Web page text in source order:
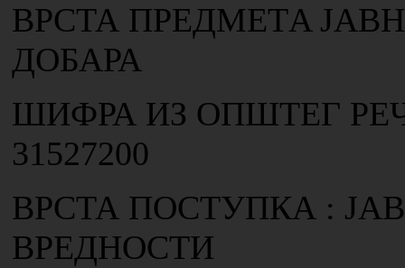
ВРСТА ПРЕДМЕТA
ДОБАРА
ШИФРА ИЗ ОПШТЕГ
31527200
ВРСТА ПОСТУПКА :
ВРЕДНОСТИ